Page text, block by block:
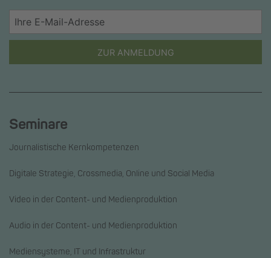
ZUR ANMELDUNG
Seminare
Journalistische Kernkompetenzen
Digitale Strategie, Crossmedia, Online und Social Media
Video in der Content- und Medienproduktion
Audio in der Content- und Medienproduktion
Mediensysteme, IT und Infrastruktur